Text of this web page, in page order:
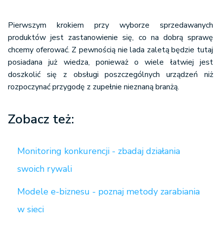
Pierwszym krokiem przy wyborze sprzedawanych
produktów jest zastanowienie się, co na dobrą sprawę
chcemy oferować. Z pewnością nie lada zaletą będzie tutaj
posiadana już wiedza, ponieważ o wiele łatwiej jest
doszkolić się z obsługi poszczególnych urządzeń niż
rozpoczynać przygodę z zupełnie nieznaną branżą.
Zobacz też:
Monitoring konkurencji - zbadaj działania
swoich rywali
Modele e-biznesu - poznaj metody zarabiania
w sieci